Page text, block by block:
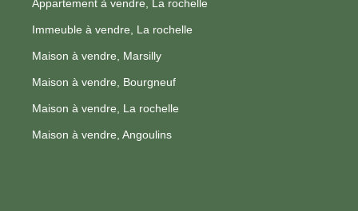
Appartement à vendre, La rochelle
Immeuble à vendre, La rochelle
Maison à vendre, Marsilly
Maison à vendre, Bourgneuf
Maison à vendre, La rochelle
Maison à vendre, Angoulins